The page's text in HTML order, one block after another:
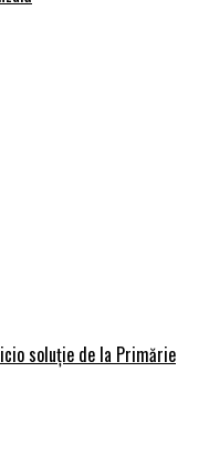
soluție de la Primărie